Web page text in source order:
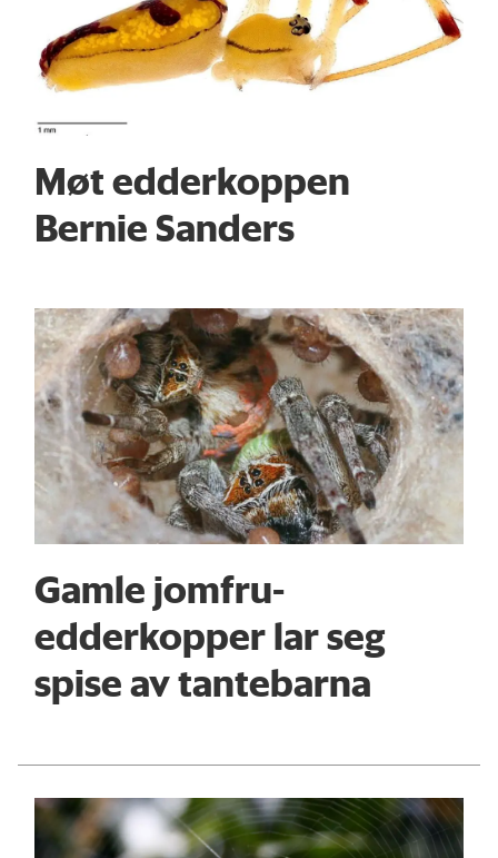
Møt edderkoppen
Bernie Sanders
Gamle jomfru-
edderkopper lar seg
spise av tantebarna